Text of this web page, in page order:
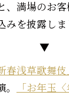
、満場のお
みを披露しま
▼
浅草歌舞伎
「お年玉